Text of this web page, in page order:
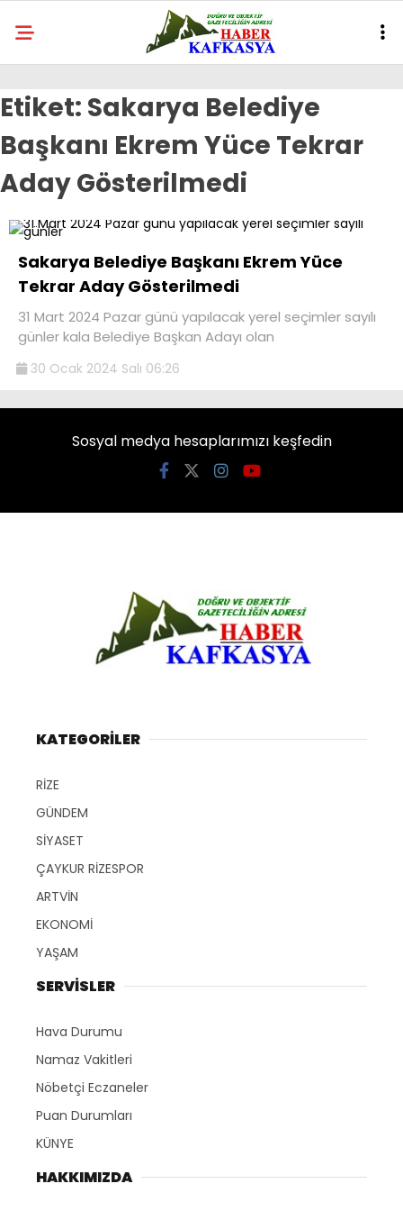
Etiket: Sakarya Belediye
Başkanı Ekrem Yüce Tekrar
Aday Gösterilmedi
Sakarya Belediye Başkanı Ekrem Yüce
Tekrar Aday Gösterilmedi
31 Mart 2024 Pazar günü yapılacak yerel seçimler sayılı
günler kala Belediye Başkan Adayı olan
30 Ocak 2024 Salı 06:26
Sosyal medya hesaplarımızı keşfedin
KATEGORİLER
RİZE
GÜNDEM
SİYASET
ÇAYKUR RİZESPOR
ARTVİN
EKONOMİ
YAŞAM
SERVİSLER
Hava Durumu
Namaz Vakitleri
Nöbetçi Eczaneler
Puan Durumları
KÜNYE
HAKKIMIZDA